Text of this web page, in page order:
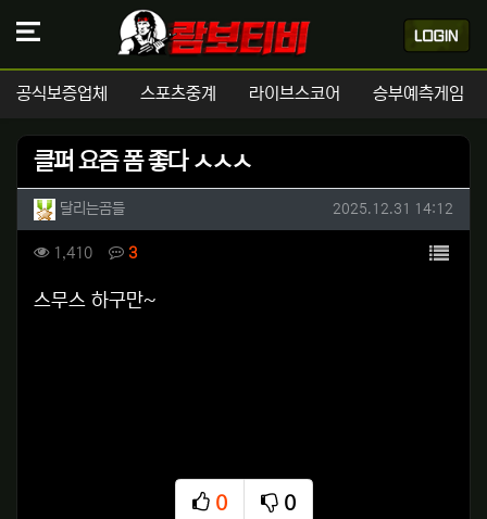
공식보증업체 스포츠중계 라이브스코어 승부예측게임
클퍼 요즘 폼 좋다 ㅅㅅㅅ
작성자 정보
달리는곰들작성 작성일
2025.12.31 14:12
컨텐츠 정보
1,410조회 3댓글 목록
본문
스무스 하구만~
0
0